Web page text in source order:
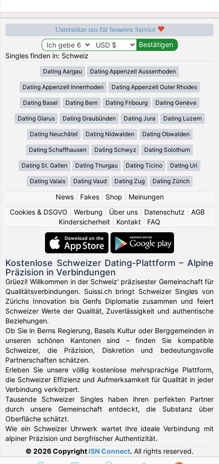
Unterstütze uns für besseren Service
Singles finden in: Schweiz
Dating Aargau Dating Appenzell Ausserrhoden
Dating Appenzell Innerrhoden Dating Appenzell Outer Rhodes
Dating Basel Dating Bern Dating Fribourg Dating Genève
Dating Glarus Dating Graubünden Dating Jura Dating Luzern
Dating Neuchâtel Dating Nidwalden Dating Obwalden
Dating Schaffhausen Dating Schwyz Dating Solothurn
Dating St. Gallen Dating Thurgau Dating Ticino Dating Uri
Dating Valais Dating Vaud Dating Zug Dating Zürich
News| Fakes| Shop
Meinungen
Cookies & DSGVO
Werbung Über uns Datenschutz AGB
Kindersicherheit
Kontakt FAQ
Kostenlose Schweizer Dating-Plattform – Alpine
Präzision in Verbindungen
Grüezi! Willkommen in der Schweiz' präzisester Gemeinschaft für
Qualitätsverbindungen. Suissi.ch bringt Schweizer Singles von
Zürichs Innovation bis Genfs Diplomatie zusammen und feiert
Schweizer Werte der Qualität, Zuverlässigkeit und authentische
Beziehungen.
Ob Sie in Berns Regierung, Basels Kultur oder Berggemeinden in
unseren schönen Kantonen sind – finden Sie kompatible
Schweizer, die Präzision, Diskretion und bedeutungsvolle
Partnerschaften schätzen.
Erleben Sie unsere völlig kostenlose mehrsprachige Plattform,
die Schweizer Effizienz und Aufmerksamkeit für Qualität in jeder
Verbindung verkörpert.
Tausende Schweizer Singles haben ihren perfekten Partner
durch unsere Gemeinschaft entdeckt, die Substanz über
Oberfläche schätzt.
Wie ein Schweizer Uhrwerk wartet Ihre ideale Verbindung mit
alpiner Präzision und bergfrischer Authentizität.
© 2026 Copyright ISN Connect. All rights reserved.